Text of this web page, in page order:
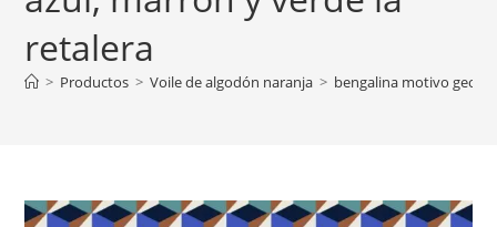
retalera
> Productos > Voile de algodón naranja > bengalina motivo